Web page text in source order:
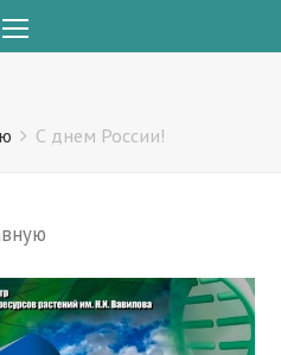
С днем России!